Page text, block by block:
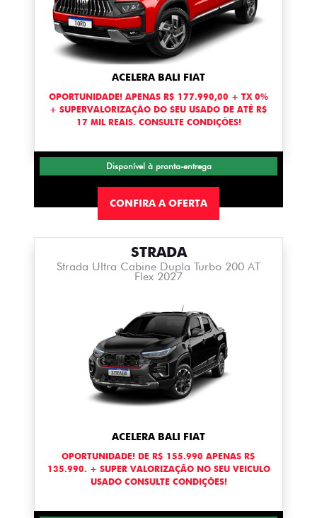
ACELERA BALI FIAT
OPORTUNIDADE! APENAS R$ 177.990,00 + TX 0%
+ SUPERVALORIZAÇÃO DO SEU USADO DE ATÉ R$
17 MIL REAIS. CONSULTE CONDIÇÕES!
Disponível à pronta-entrega
CONFIRA A OFERTA
STRADA
Strada Ultra Cabine Dupla Turbo 200 AT
Flex 2027
ACELERA BALI FIAT
OPORTUNIDADE! DE R$ 155.990 APENAS R$
135.990. + SUPER VALORIZAÇÃO NO SEU VEICULO
USADO CONSULTE CONDIÇÕES!